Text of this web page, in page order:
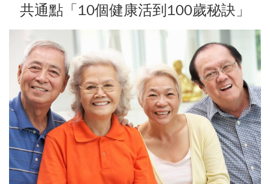
共通點「10個健康活到100歲秘訣」